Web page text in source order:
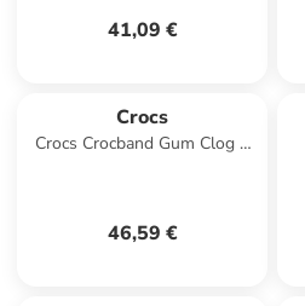
41,09 €
Crocs
Crocs Crocband Gum Clog K
46,59 €